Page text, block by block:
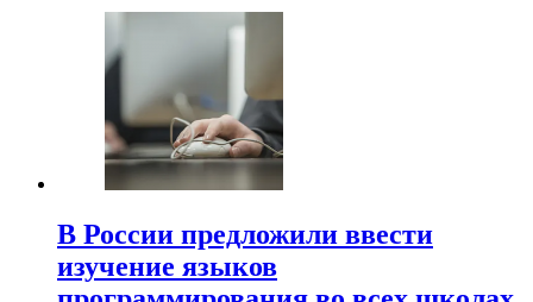
В России предложили ввести
изучение языков